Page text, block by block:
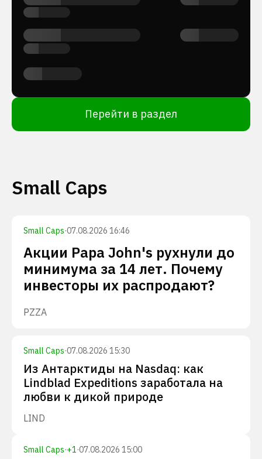
Перейти в раздел
Small Caps
Small Caps·07.08.2026 16:46
Акции Papa John's рухнули до
минимума за 14 лет. Почему
инвесторы их распродают?
PZZA
Small Caps·07.08.2026 15:30
Из Антарктиды на Nasdaq: как
Lindblad Expeditions заработала на
любви к дикой природе
LIND
Small Caps·+1·07.08.2026 15:00